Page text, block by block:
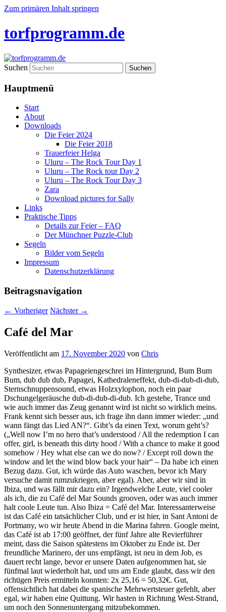
Zum primären Inhalt springen
torfprogramm.de
Suchen
Hauptmenü
Start
About
Downloads
Die Feier 2024
Die Feier 2018
Trauerfeier Helga
Uluru – The Rock Tour Day 1
Uluru – The Rock tour Day 2
Uluru – The Rock Tour Day 3
Zara
Download pictures for Sally
Links
Praktische Tipps
Details zur Feier – FAQ
Der Münchner Puzzle-Club
Segeln
Bilder vom Segeln
Impressum
Datenschutz­erklärung
Beitragsnavigation
← Vorheriger Nächster →
Café del Mar
Veröffentlicht am 17. November 2020 von Chris
Synthesizer, etwas Papageiengeschrei im Hintergrund, Bum Bum
Bum, dub dub dub, Papagei, Kathedraleneffekt, dub-di-dub-di-dub,
Sternschnuppensound, etwas Holzxylophon, noch ein paar
Dschungelgeräusche dub-di-dub-di-dub. Ich gestehe, Trance und
wie auch immer das Zeug genannt wird ist nicht so wirklich meins.
Frank kennt sich besser aus, ich frage ihn dann immer wieder: „und
wann fängt das Lied AN?“. Gibt’s da einen Text, worum geht’s?
(„Well now I’m no hero that’s understood / All the redemption I can
offer, girl, is beneath this dirty hood / With a chance to make it good
somehow / Hey what else can we do now? / Except roll down the
window and let the wind blow back your hair“ – Da habe ich einen
Bezug dazu. Gut, ich würde das Auto waschen, bevor ich Mary
versuche damit rumzukriegen, aber egal). Aber, aber wir sind in
Ibiza, und was fällt mir dazu ein? Irgendwelche Leute, viel cooler
als ich, die zu Café del Mar Sounds grooven, oder was auch immer
halt coole Leute tun. Also Ibiza = Café del Mar. Interessanterweise
ist das Café ein tatsächlicher Club, und er ist hier, in Sant Antoni de
Portmany, wo wir heute Abend in die Marina fahren. Google meint,
das Café ist ab 17:00 geöffnet, der fünf Jahre alte Revierführer
meint, dass die Saison spätestens im Oktober zu Ende ist. Der
freundliche Marinero, der uns empfängt, ist neu in dem Job, es
dauert recht lange, bevor er unsere Daten aufgenommen hat, sie
fünfmal laut wiederholt hat, und uns am Ende glaubt, dass wir den
richtigen Preis ermitteln konnten: 2x 25,16 = 50,32€. Gut,
offensichtlich hat dabei die spanische Mehrwertsteuer gefehlt, aber
egal, wir haben eine Quittung. Wir hasten in Richtung West-Strand,
um noch den Sonnenuntergang mitzubekommen.